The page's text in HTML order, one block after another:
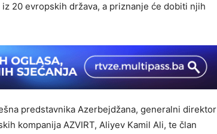
20 evropskih država, a priznanje će dobiti njih
predstavnika Azerbejdžana, generalni direktor
kompanija AZVIRT, Aliyev Kamil Ali, te član